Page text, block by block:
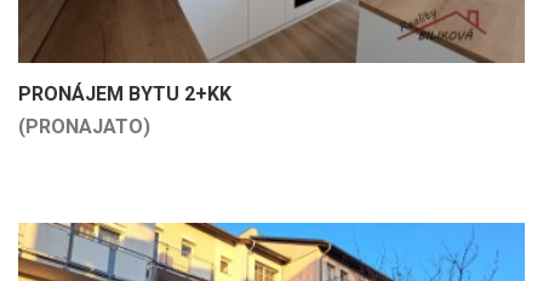
PRONÁJEM BYTU 2+KK
(PRONAJATO)